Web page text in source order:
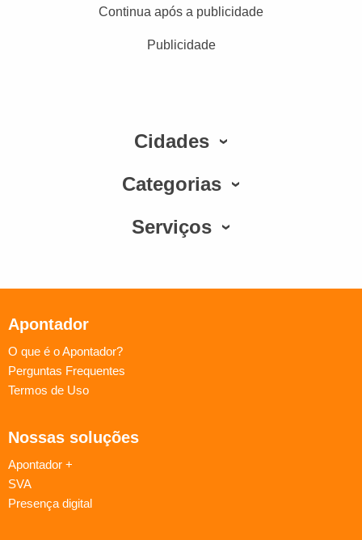
Continua após a publicidade
Publicidade
Cidades
Categorias
Serviços
Apontador
O que é o Apontador?
Perguntas Frequentes
Termos de Uso
Nossas soluções
Apontador +
SVA
Presença digital